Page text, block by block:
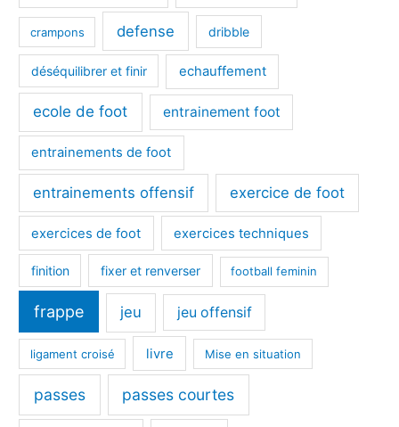
crampons defense dribble
déséquilibrer et finir echauffement
ecole de foot entrainement foot
entrainements de foot
entrainements offensif exercice de foot
exercices de foot exercices techniques
finition fixer et renverser football feminin
frappe jeu jeu offensif
ligament croisé livre Mise en situation
passes passes courtes